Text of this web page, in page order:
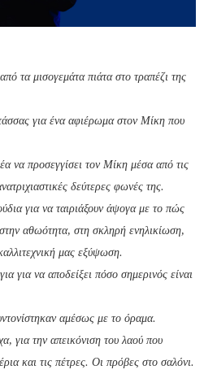
τα μισογεμάτα πιάτα στο τραπέζι της
για ένα αφιέρωμα στον Μίκη που
να προσεγγίσει τον Μίκη μέσα από τις
δεύτερες φωνές της.
για να ταιριάξουν άψογα με το πώς
αθωότητα, στη σκληρή ενηλικίωση,
μας εξύψωση.
για να αποδείξει πόσο σημερινός είναι
αμέσως με το όραμα.
για την απεικόνιση του λαού που
και τις πέτρες. Οι πρόβες στο σαλόνι.